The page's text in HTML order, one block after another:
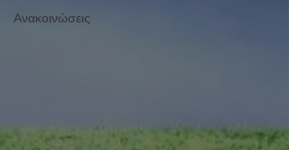
Ανακοινώσεις